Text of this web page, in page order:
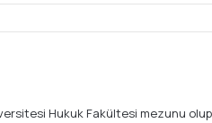
Hukuk Fakültesi mezunu